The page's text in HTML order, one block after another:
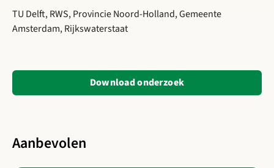
TU Delft, RWS, Provincie Noord-Holland, Gemeente
Amsterdam, Rijkswaterstaat
Download onderzoekOpent in een
Aanbevolen